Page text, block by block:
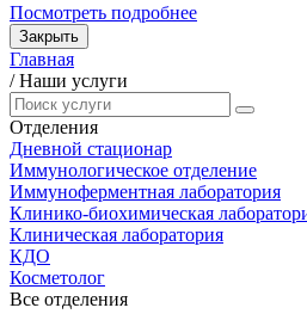
Посмотреть подробнее
Закрыть
Главная
/ Наши услуги
Отделения
Дневной стационар
Иммунологическое отделение
Иммуноферментная лаборатория
Клинико-биохимическая
Клиническая лаборатория
КДО
Косметолог
Все отделения